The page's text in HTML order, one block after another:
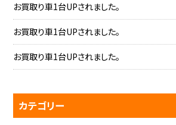
お買取り車1台UPされました。
お買取り車1台UPされました。
お買取り車1台UPされました。
カテゴリー